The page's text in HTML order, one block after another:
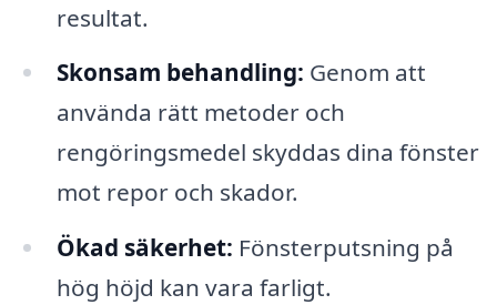
resultat.
Skonsam behandling: Genom att
använda rätt metoder och
rengöringsmedel skyddas dina fönster
mot repor och skador.
Ökad säkerhet: Fönsterputsning på
hög höjd kan vara farligt.